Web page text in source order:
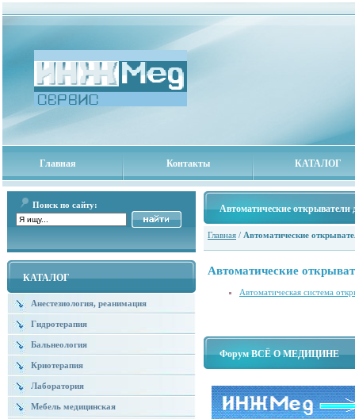
Главная Контакты КАТАЛОГ
Поиск по сайту:
КАТАЛОГ
Анестезиология, реанимация
Гидротерапия
Бальнеология
Криотерапия
Лаборатория
Мебель медицинская
Автоматические открыватели
Главная / Автоматические
Автоматические
Автоматическая система
Форум ВСЁ О МЕДИЦИНЕ